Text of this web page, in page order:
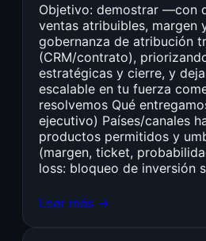
Objetivo: demostrar —con
ventas atribuibles, margen
gobernanza de atribución
(CRM/contrato),
estratégicas y cierre, y
escalable en tu fuerza
resolvemos Qué
ejecutivo) Países/canales
productos permitidos y
(margen, ticket,
loss: bloqueo de inversión
Leer más →